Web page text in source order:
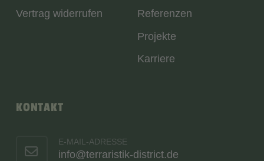
Vertrag widerrufen
Referenzen
Projekte
Karriere
KONTAKT
E-MAIL-ADRESSE
info@terraristik-district.de